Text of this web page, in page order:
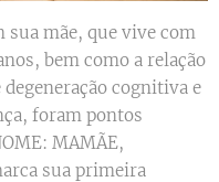
sua mãe, que vive com
bem como a relação
cognitiva e
foram pontos
MAMÃE,
sua primeira